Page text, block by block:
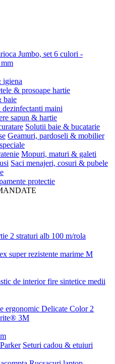
Jumbo, set 6 culori -
igiena
& prosoape hartie
baie
maini
sapun & hartie
Solutii baie & bucatarie
Geamuri, pardoseli & mobilier
Mopuri, maturi & galeti
Saci menajeri, cosuri & pubele
protectie
2 straturi alb 100 m/rola
super rezistente marime M
de interior fire sintetice medii
ergonomic Delicate Color 2
3M
Seturi cadou & etuiuri